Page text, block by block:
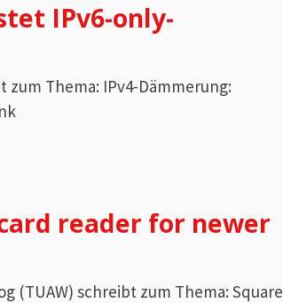
IPv6-only-
zum Thema: IPv4-Dämmerung:
reader for newer
(TUAW) schreibt zum Thema: Square